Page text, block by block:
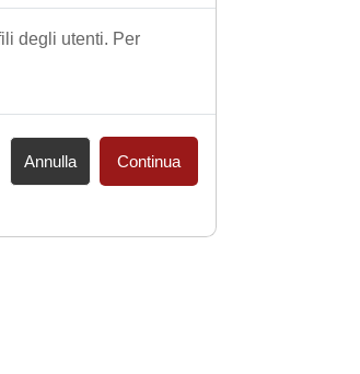
degli utenti. Per
Annulla Continua